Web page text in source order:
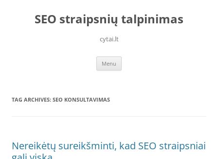
contentSEO straipsnių talpinimas
cytai.lt
Menu
TAG ARCHIVES: SEO KONSULTAVIMAS
Nereikėtų sureikšminti, kad SEO straipsniai